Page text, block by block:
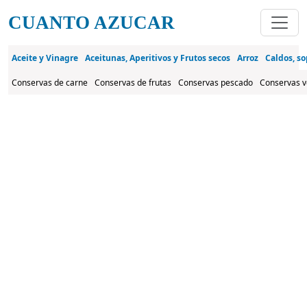
Pasar al contenido principal
CUANTO AZUCAR
Aceite y Vinagre Aceitunas, Aperitivos y Frutos secos Arroz Caldos,
Conservas de carne Conservas de frutas Conservas pescado Conservas